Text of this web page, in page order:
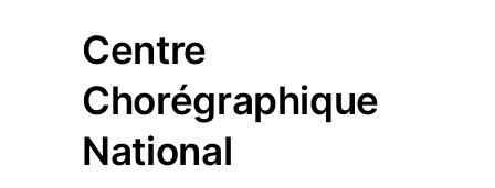
Centre
Chorégraphique
National